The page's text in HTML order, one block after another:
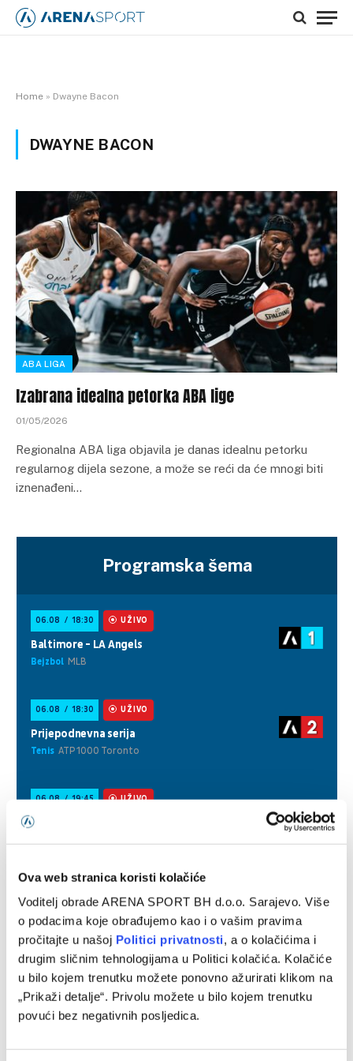
Ova web stranica koristi kolačiće
Voditelj obrade ARENA SPORT BH d.o.o. Sarajevo. Više
o podacima koje obrađujemo kao i o vašim pravima
pročitajte u našoj Politici privatnosti, a o kolačićima i
drugim sličnim tehnologijama u Politici kolačića. Kolačiće
u bilo kojem trenutku možete ponovno ažurirati klikom na
„Prikaži detalje“. Privolu možete u bilo kojem trenutku
povući bez negativnih posljedica.
Home » Dwayne Bacon
DWAYNE BACON
ABA LIGA
Izabrana idealna petorka ABA lige
01/05/2026
Regionalna ABA liga objavila je danas idealnu petorku
regularnog dijela sezone, a može se reći da će mnogi biti
iznenađeni…
Programska šema